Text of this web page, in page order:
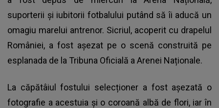
suporterii şi iubitorii fotbalului putând să îi aducă un
omagiu marelui antrenor. Sicriul, acoperit cu drapelul
României, a fost aşezat pe o scenă construită pe
esplanada de la Tribuna Oficială a Arenei Naționale.
La căpătâiul fostului selecționer a fost aşezată o
fotografie a acestuia şi o coroană albă de flori, iar în